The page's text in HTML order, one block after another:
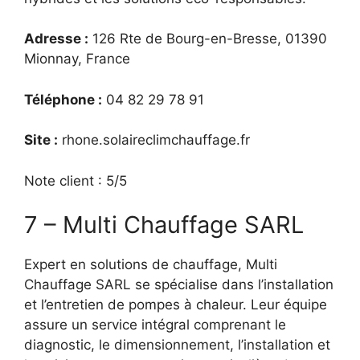
Adresse : 126 Rte de Bourg-en-Bresse, 01390
Mionnay, France
Téléphone : 04 82 29 78 91
Site : rhone.solaireclimchauffage.fr
Note client : 5/5
7 – Multi Chauffage SARL
Expert en solutions de chauffage, Multi
Chauffage SARL se spécialise dans l’installation
et l’entretien de pompes à chaleur. Leur équipe
assure un service intégral comprenant le
diagnostic, le dimensionnement, l’installation et